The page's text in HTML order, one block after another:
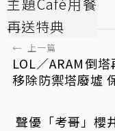
← 上一篇
LOL／ARAM倒
移除防禦塔廢墟
聲優「考哥」櫻